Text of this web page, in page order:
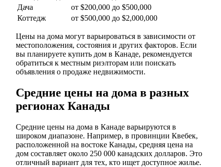
Дача
от $200,000 до $500,000
Коттедж
от $500,000 до $2,000,000
Цены на дома могут варьироваться в зависимости от
местоположения, состояния и других факторов. Если
вы планируете купить дом в Канаде, рекомендуется
обратиться к местным риэлторам или поискать
объявления о продаже недвижимости.
Средние цены на дома в разных
регионах Канады
Средние цены на дома в Канаде варьируются в
широком диапазоне. Например, в провинции Квебек,
расположенной на востоке Канады, средняя цена на
дом составляет около 250 000 канадских долларов. Это
отличный вариант для тех, кто ищет доступное жилье.